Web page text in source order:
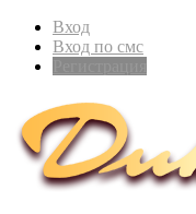
Вход
Вход по смс